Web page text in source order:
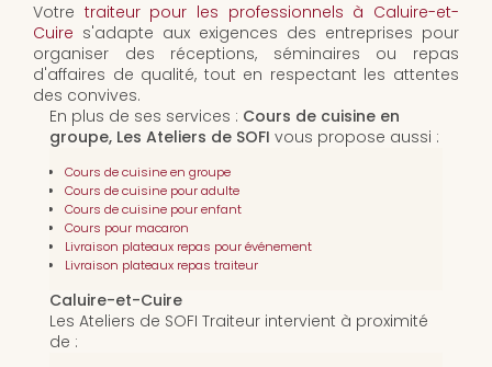
Votre traiteur pour les professionnels à Caluire-et-
Cuire s'adapte aux exigences des entreprises pour
organiser des réceptions, séminaires ou repas
d'affaires de qualité, tout en respectant les attentes
des convives.
En plus de ses services : Cours de cuisine en
groupe, Les Ateliers de SOFI vous propose aussi :
Cours de cuisine en groupe
Cours de cuisine pour adulte
Cours de cuisine pour enfant
Cours pour macaron
Livraison plateaux repas pour événement
Livraison plateaux repas traiteur
Caluire-et-Cuire
Les Ateliers de SOFI Traiteur intervient à proximité
de :